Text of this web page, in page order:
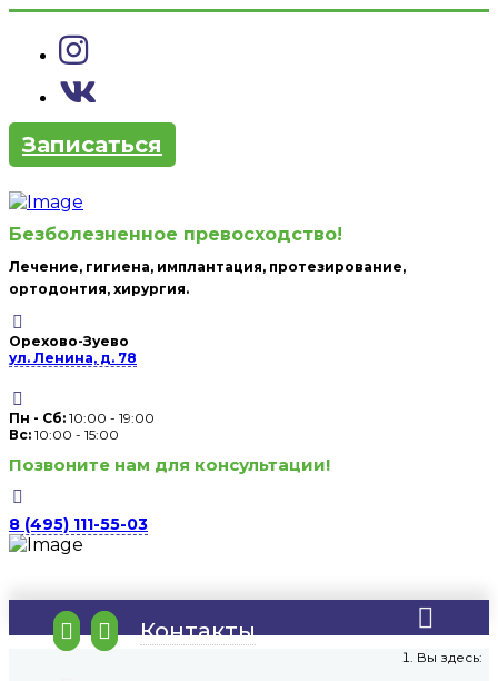
Записаться
Безболезненное превосходство!
Лечение, гигиена, имплантация, протезирование,
ортодонтия, хирургия.
Орехово-Зуево
ул. Ленина, д. 78
Пн - Сб: 10:00 - 19:00
Вc: 10:00 - 15:00
Позвоните нам для консультации!
8 (495) 111-55-03
Контакты
Вы здесь: